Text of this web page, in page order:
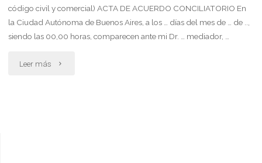
código civil y comercial) ACTA DE ACUERDO CONCILIATORIO En
la Ciudad Autónoma de Buenos Aires, a los … días del mes de … de ..,
siendo las 00,00 horas, comparecen ante mi Dr. … mediador, …
Leer más "Acta